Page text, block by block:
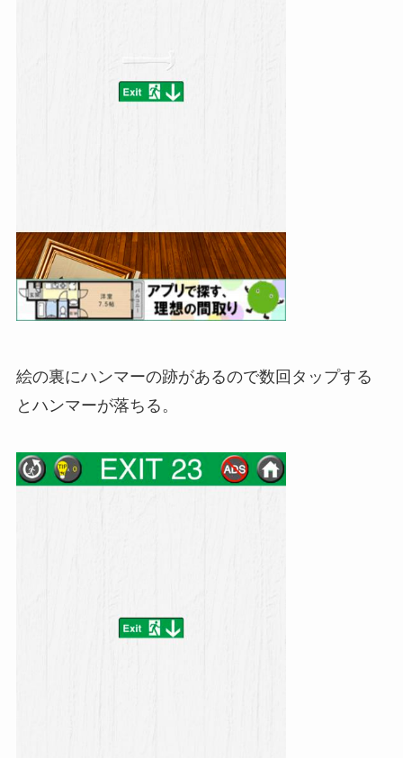
絵の裏にハンマーの跡があるので数回タップする
とハンマーが落ちる。